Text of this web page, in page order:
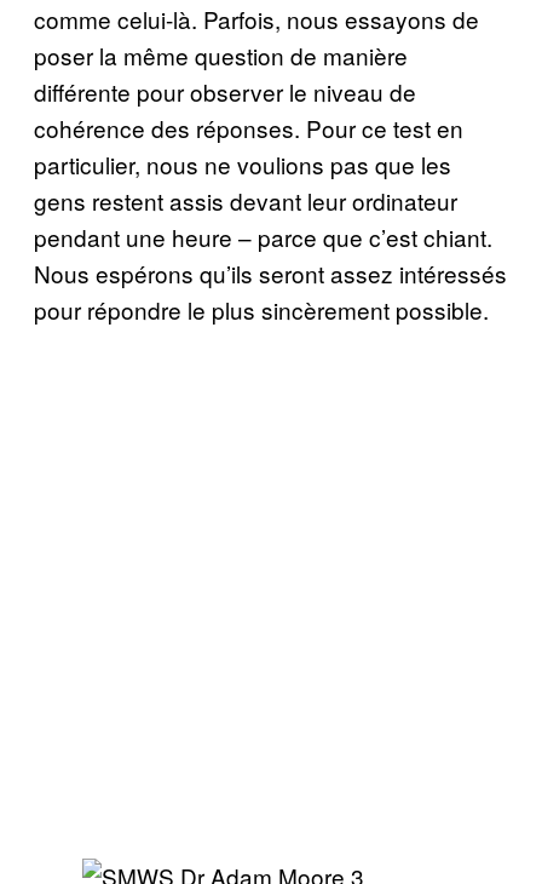
comme celui-là. Parfois, nous essayons de
poser la même question de manière
différente pour observer le niveau de
cohérence des réponses. Pour ce test en
particulier, nous ne voulions pas que les
gens restent assis devant leur ordinateur
pendant une heure – parce que c’est chiant.
Nous espérons qu’ils seront assez intéressés
pour répondre le plus sincèrement possible.